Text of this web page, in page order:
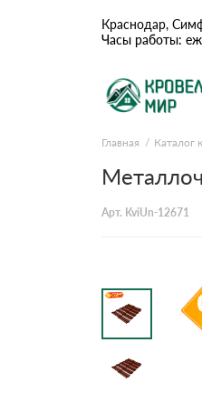
Краснодар,
Часы работы:
О компании
Доставка и
Вопросы-
Контакты
Главная Каталог
Арт. KviUn-12671